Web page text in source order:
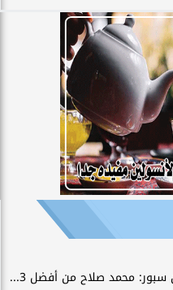
محمد صلاح من أفضل 3...